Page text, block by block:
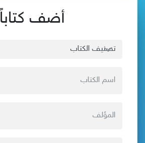
أضف كتاباً